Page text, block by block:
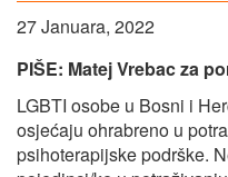
27 Januara, 2022
PIŠE: Matej Vrebac za
LGBTI osobe u Bosni i
osjećaju ohrabreno u
psihoterapijske podrške.